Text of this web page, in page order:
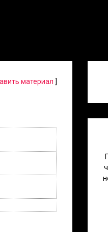
материал ]